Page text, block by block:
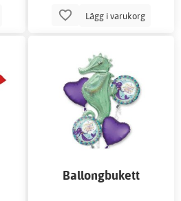
Lägg i varukorg
Ballongbukett